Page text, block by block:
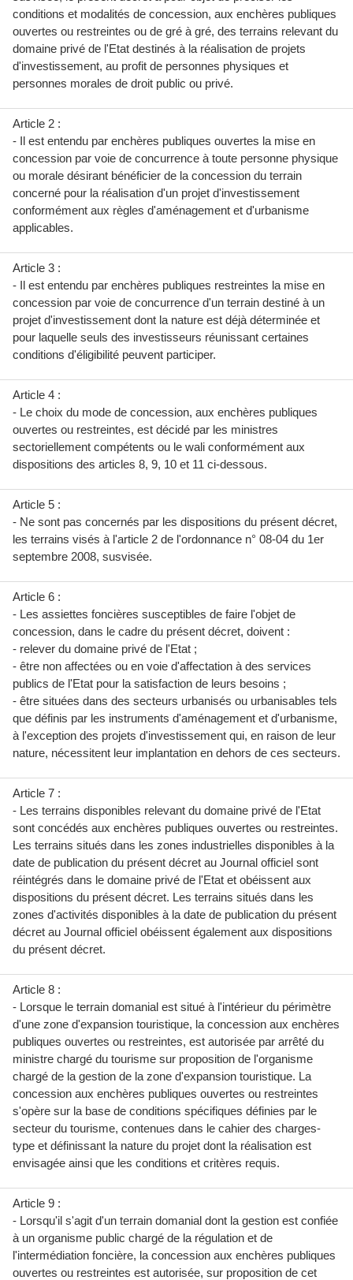
conditions et modalités de concession, aux enchères publiques
ouvertes ou restreintes ou de gré à gré, des terrains relevant du
domaine privé de l'Etat destinés à la réalisation de projets
d'investissement, au profit de personnes physiques et
personnes morales de droit public ou privé.
Article 2 :
- Il est entendu par enchères publiques ouvertes la mise en
concession par voie de concurrence à toute personne physique
ou morale désirant bénéficier de la concession du terrain
concerné pour la réalisation d'un projet d'investissement
conformément aux règles d'aménagement et d'urbanisme
applicables.
Article 3 :
- Il est entendu par enchères publiques restreintes la mise en
concession par voie de concurrence d'un terrain destiné à un
projet d'investissement dont la nature est déjà déterminée et
pour laquelle seuls des investisseurs réunissant certaines
conditions d'éligibilité peuvent participer.
Article 4 :
- Le choix du mode de concession, aux enchères publiques
ouvertes ou restreintes, est décidé par les ministres
sectoriellement compétents ou le wali conformément aux
dispositions des articles 8, 9, 10 et 11 ci-dessous.
Article 5 :
- Ne sont pas concernés par les dispositions du présent décret,
les terrains visés à l'article 2 de l'ordonnance n° 08-04 du 1er
septembre 2008, susvisée.
Article 6 :
- Les assiettes foncières susceptibles de faire l'objet de
concession, dans le cadre du présent décret, doivent :
- relever du domaine privé de l'Etat ;
- être non affectées ou en voie d'affectation à des services
publics de l'Etat pour la satisfaction de leurs besoins ;
- être situées dans des secteurs urbanisés ou urbanisables tels
que définis par les instruments d'aménagement et d'urbanisme,
à l'exception des projets d'investissement qui, en raison de leur
nature, nécessitent leur implantation en dehors de ces secteurs.
Article 7 :
- Les terrains disponibles relevant du domaine privé de l'Etat
sont concédés aux enchères publiques ouvertes ou restreintes.
Les terrains situés dans les zones industrielles disponibles à la
date de publication du présent décret au Journal officiel sont
réintégrés dans le domaine privé de l'Etat et obéissent aux
dispositions du présent décret. Les terrains situés dans les
zones d'activités disponibles à la date de publication du présent
décret au Journal officiel obéissent également aux dispositions
du présent décret.
Article 8 :
- Lorsque le terrain domanial est situé à l'intérieur du périmètre
d'une zone d'expansion touristique, la concession aux enchères
publiques ouvertes ou restreintes, est autorisée par arrêté du
ministre chargé du tourisme sur proposition de l'organisme
chargé de la gestion de la zone d'expansion touristique. La
concession aux enchères publiques ouvertes ou restreintes
s'opère sur la base de conditions spécifiques définies par le
secteur du tourisme, contenues dans le cahier des charges-
type et définissant la nature du projet dont la réalisation est
envisagée ainsi que les conditions et critères requis.
Article 9 :
- Lorsqu'il s'agit d'un terrain domanial dont la gestion est confiée
à un organisme public chargé de la régulation et de
l'intermédiation foncière, la concession aux enchères publiques
ouvertes ou restreintes est autorisée, sur proposition de cet